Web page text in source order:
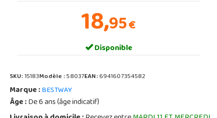
18,95€
Disponible
SKU:15183Modèle :58037EAN:6941607354582
Marque :BESTWAY
Âge :De 6 ans (âge indicatif)